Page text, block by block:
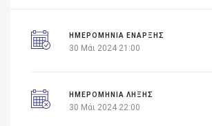
ΗΜΕΡΟΜΗΝΊΑ ΈΝΑΡΞΗΣ
30 Μάι 2024 21:00
ΗΜΕΡΟΜΗΝΙΑ ΛΗΞΗΣ
30 Μάι 2024 22:00